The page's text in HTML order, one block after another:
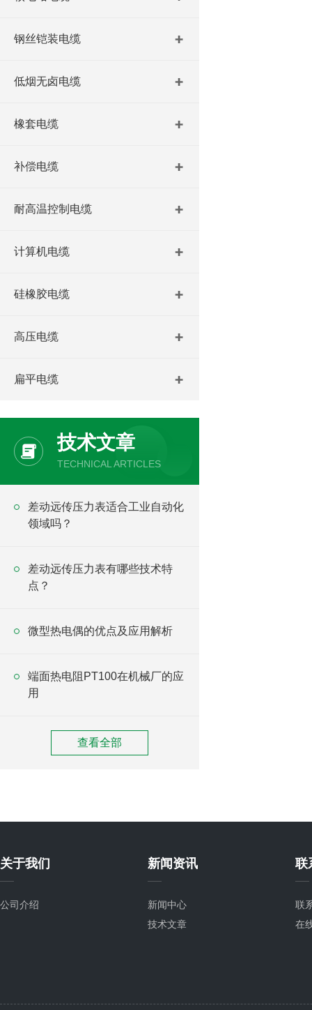
钢丝铠装电缆
低烟无卤电缆
橡套电缆
补偿电缆
耐高温控制电缆
计算机电缆
硅橡胶电缆
高压电缆
扁平电缆
技术文章
TECHNICAL ARTICLES
差动远传压力表适合工业自动化
领域吗？
差动远传压力表有哪些技术特
点？
微型热电偶的优点及应用解析
端面热电阻PT100在机械厂的应
用
查看全部
关于我们
公司介绍
新闻资讯
新闻中心
技术文章
联
联
在